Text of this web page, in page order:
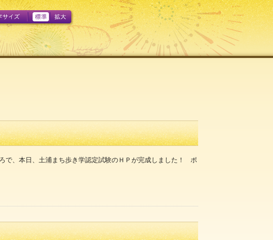
A A
、本日、土浦まち歩き学認定試験のＨＰが完成しました！ ポ